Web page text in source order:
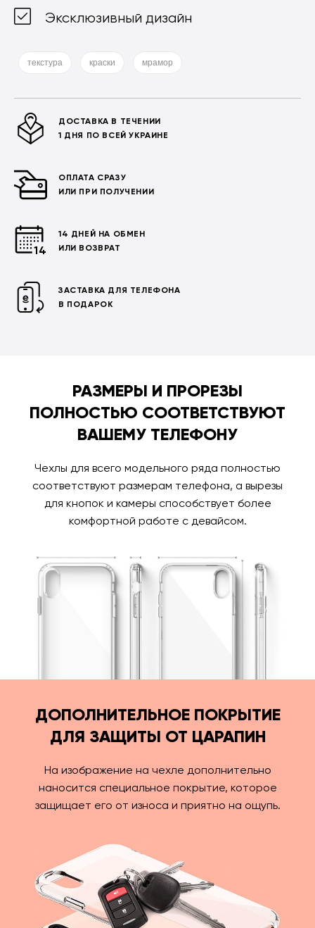
Эксклюзивный дизайн
текстура краски мрамор
ДОСТАВКА В ТЕЧЕНИИ
1 ДНЯ ПО ВСЕЙ УКРАИНЕ
ОПЛАТА СРАЗУ
ИЛИ ПРИ ПОЛУЧЕНИИ
14 ДНЕЙ НА ОБМЕН
ИЛИ ВОЗВРАТ
ЗАСТАВКА ДЛЯ ТЕЛЕФОНА
В ПОДАРОК
РАЗМЕРЫ И ПРОРЕЗЫ
ПОЛНОСТЬЮ СООТВЕТСТВУЮТ
ВАШЕМУ ТЕЛЕФОНУ
Чехлы для всего модельного ряда полностью
соответствуют размерам телефона, а вырезы
для кнопок и камеры способствует более
комфортной работе с девайсом.
ДОПОЛНИТЕЛЬНОЕ ПОКРЫТИЕ
ДЛЯ ЗАЩИТЫ ОТ ЦАРАПИН
На изображение на чехле дополнительно
наносится специальное покрытие, которое
защищает его от износа и приятно на ощупь.